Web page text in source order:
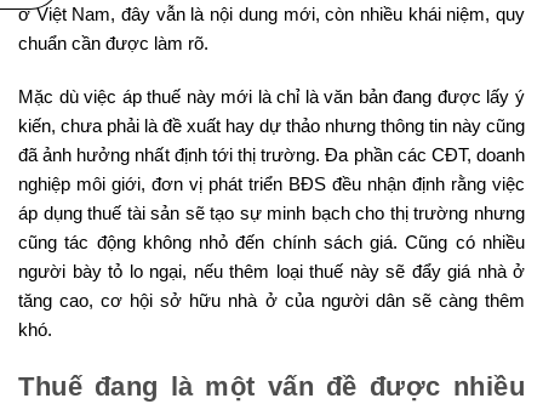
ở Việt Nam, đây vẫn là nội dung mới, còn nhiều khái niệm, quy
chuẩn cần được làm rõ.
Mặc dù việc áp thuế này mới là chỉ là văn bản đang được lấy ý
kiến, chưa phải là đề xuất hay dự thảo nhưng thông tin này cũng
đã ảnh hưởng nhất định tới thị trường. Đa phần các CĐT, doanh
nghiệp môi giới, đơn vị phát triển BĐS đều nhận định rằng việc
áp dụng thuế tài sản sẽ tạo sự minh bạch cho thị trường nhưng
cũng tác động không nhỏ đến chính sách giá. Cũng có nhiều
người bày tỏ lo ngại, nếu thêm loại thuế này sẽ đẩy giá nhà ở
tăng cao, cơ hội sở hữu nhà ở của người dân sẽ càng thêm
khó.
Thuế đang là một vấn đề được nhiều